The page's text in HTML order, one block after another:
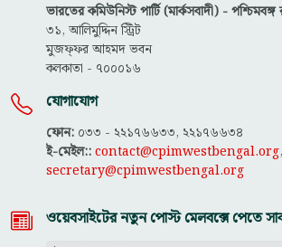
ভারতের কমিউনিস্ট পার্টি (মার্কসবাদী) - পশ্চিমবঙ্গ
৩১, আলিমুদ্দিন স্ট্রিট
মুজফ্ফ‌র আহমদ ভবন
কলকাতা - ৭০০০১৬
যোগাযোগ
ফোন: ০৩৩ - ২২১৭৬৬৩৩, ২২১৭৬৬৩৪
ই-মেইল::contact@cpimwestbengal.org,
secretary@cpimwestbengal.org
ওয়েবসাইটের নতুন পোস্ট মেলবক্সে পেতে